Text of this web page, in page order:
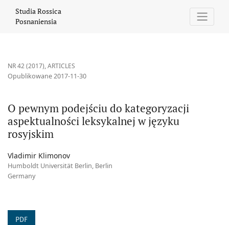
Studia Rossica
Posnaniensia
NR 42 (2017),ARTICLES
O pewnym podejściu do kategoryzacji
aspektualności leksykalnej w języku
rosyjskim
Opublikowane 2017-11-30
Vladimir Klimonov
Humboldt Universität Berlin, Berlin
Germany
PDF